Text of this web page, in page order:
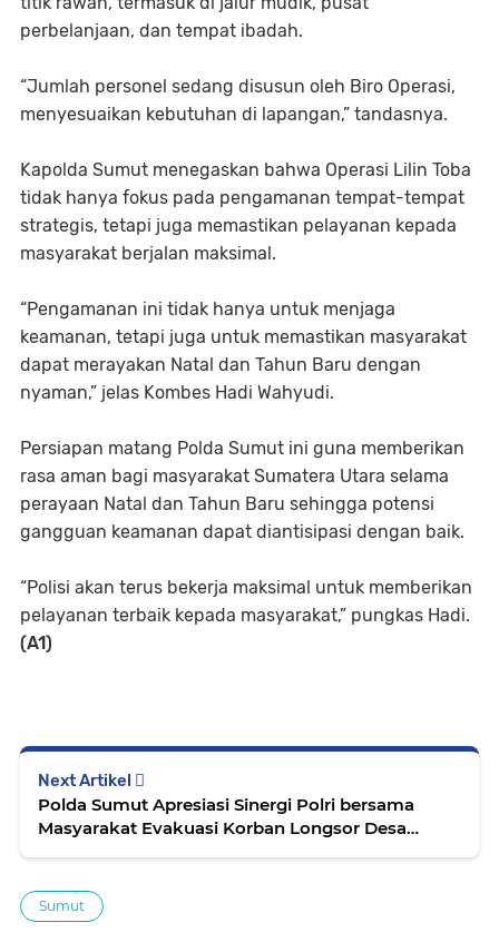
perbelanjaan, dan tempat ibadah.
“Jumlah personel sedang disusun oleh Biro Operasi,
menyesuaikan kebutuhan di lapangan,” tandasnya.
Kapolda Sumut menegaskan bahwa Operasi Lilin Toba
tidak hanya fokus pada pengamanan tempat-tempat
strategis, tetapi juga memastikan pelayanan kepada
masyarakat berjalan maksimal.
“Pengamanan ini tidak hanya untuk menjaga
keamanan, tetapi juga untuk memastikan masyarakat
dapat merayakan Natal dan Tahun Baru dengan
nyaman,” jelas Kombes Hadi Wahyudi.
Persiapan matang Polda Sumut ini guna memberikan
rasa aman bagi masyarakat Sumatera Utara selama
perayaan Natal dan Tahun Baru sehingga potensi
gangguan keamanan dapat diantisipasi dengan baik.
“Polisi akan terus bekerja maksimal untuk memberikan
pelayanan terbaik kepada masyarakat,” pungkas Hadi.
(A1)
Next Artikel
Polda Sumut Apresiasi Sinergi Polri bersama
Masyarakat Evakuasi Korban Longsor Desa
Sumut